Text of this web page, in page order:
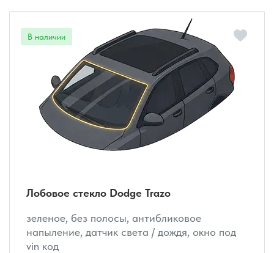
Лобовое стекло Dodge Trazo
зеленое, без полосы, антибликовое
напыление, датчик света / дождя, окно под
vin код